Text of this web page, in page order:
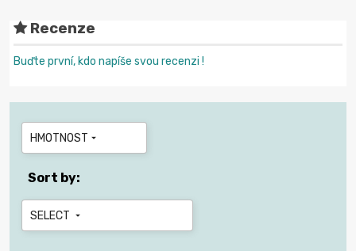
Recenze
Buďte první, kdo napíše svou recenzi !
HMOTNOST 
Sort by:
SELECT 